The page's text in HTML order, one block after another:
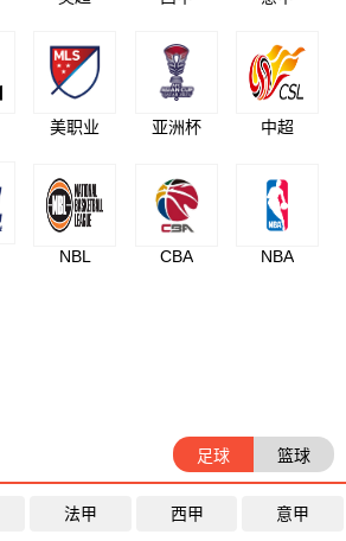
美职业 亚洲杯 中超
NBL CBA NBA
足球 篮球
法甲 西甲 意甲